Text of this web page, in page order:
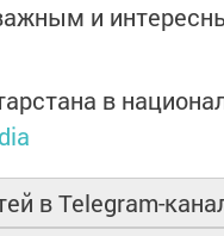
и
в
в Telegram-